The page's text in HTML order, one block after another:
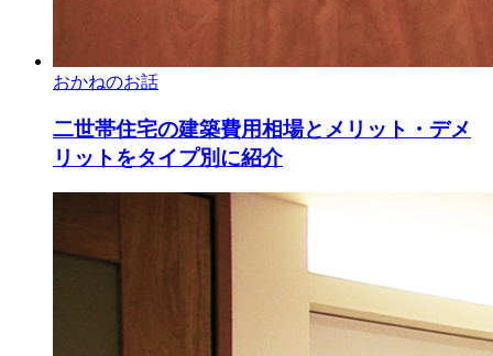
おかねのお話
二世帯住宅の建築費用相場とメリット・デメ
リットをタイプ別に紹介